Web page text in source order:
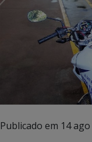
Publicado em 14